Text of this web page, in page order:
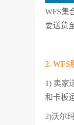
WFS集
要送货
2. WFS
1) 卖家
和卡板
2)沃尔